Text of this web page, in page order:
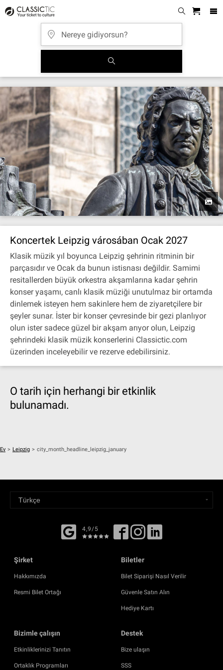
Koncertek Leipzig városában Ocak 2027
Klasik müzik yıl boyunca Leipzig şehrinin ritminin bir
parçasıdır ve Ocak da bunun istisnası değildir. Samimi
resitallerden büyük orkestra akşamlarına kadar şehrin
konser yaşamı, canlı klasik müziği unutulmaz bir ortamda
dinlemek isteyen hem sakinlere hem de ziyaretçilere bir
şeyler sunar. İster bir konser çevresinde bir gezi planlıyor
olun ister sadece güzel bir akşam arıyor olun, Leipzig
şehrindeki klasik müzik konserlerini Classictic.com
üzerinden inceleyebilir ve rezerve edebilirsiniz.
O tarih için herhangi bir etkinlik
bulunamadı.
Ev > Leipzig > city_month_headline_leipzig_january
4,9/5
Şirket
Hakkımızda
Resmi Bilet Ortağı
Biletler
Bilet Siparişi Nasıl Verilir
Güvenle Satın Alın
Hediye Kartı
Bizimle çalışın
Etkinliklerinizi Tanıtın
Ortaklık Programları
Destek
Bize ulaşın
SSS